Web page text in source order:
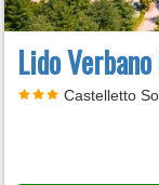
Lido
Castelletto